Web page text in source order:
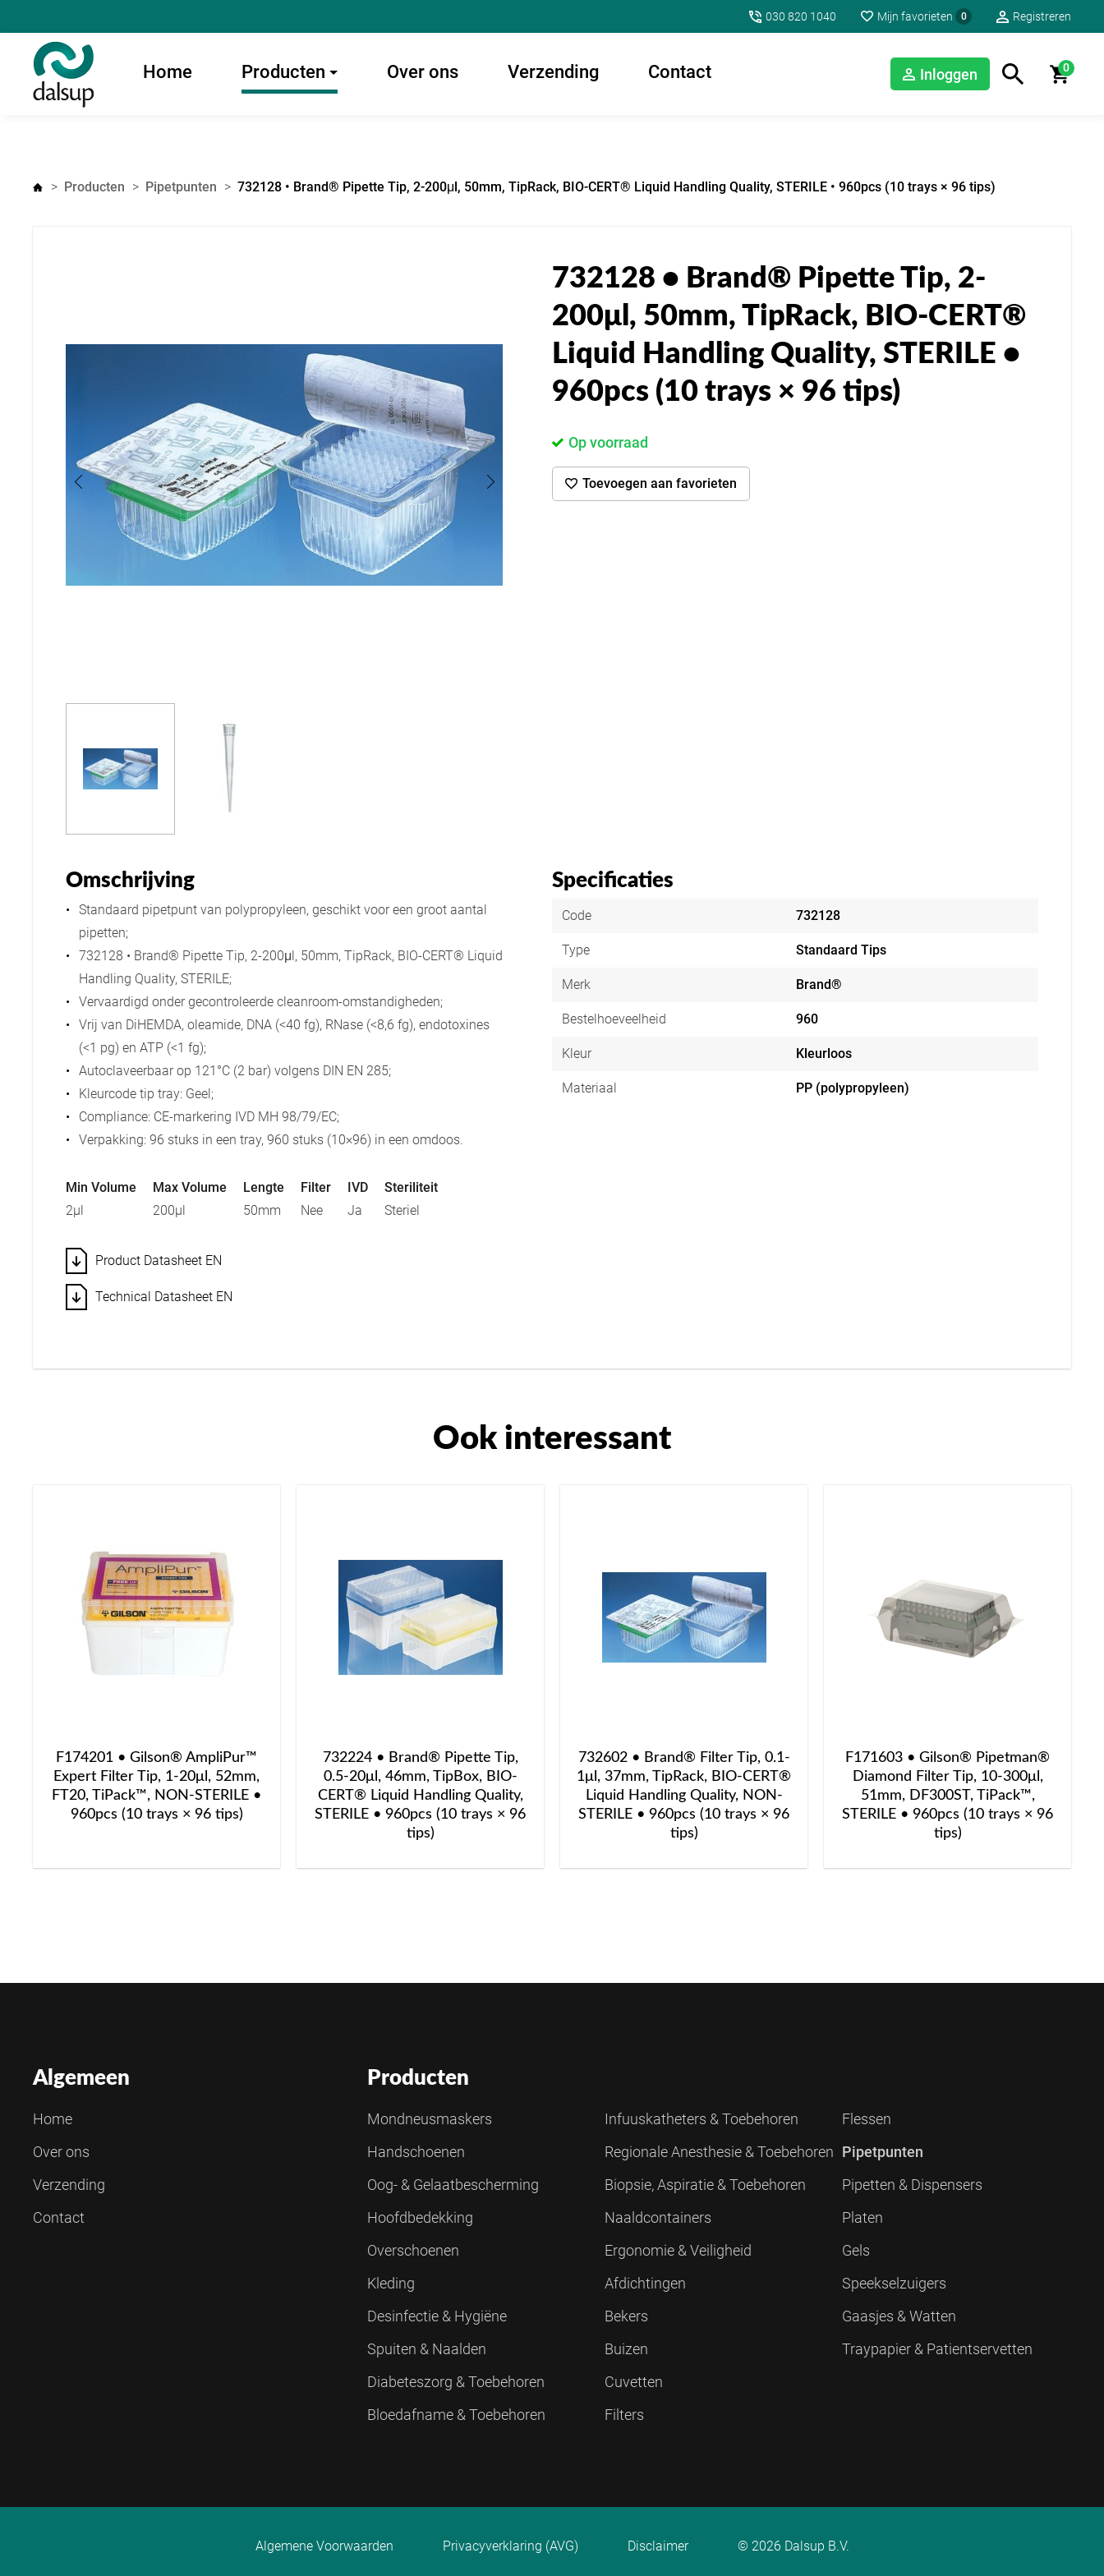
030 820 1040 Mijn favorieten 0 Registreren
Home Producten Over ons Verzending Contact Inloggen 0
Producten Pipetpunten 732128 • Brand® Pipette Tip, 2-200μl, 50mm, TipRack, BIO-CERT® Liquid Handling Quality, STERILE • 960pcs (10 trays × 96 tips)
732128 • Brand® Pipette Tip, 2-
200μl, 50mm, TipRack, BIO-CERT®
Liquid Handling Quality, STERILE •
960pcs (10 trays × 96 tips)
Op voorraad
Toevoegen aan favorieten
Omschrijving
Standaard pipetpunt van polypropyleen, geschikt voor een groot aantal
pipetten;
732128 • Brand® Pipette Tip, 2-200μl, 50mm, TipRack, BIO-CERT® Liquid
Handling Quality, STERILE;
Vervaardigd onder gecontroleerde cleanroom-omstandigheden;
Vrij van DiHEMDA, oleamide, DNA (<40 fg), RNase (<8,6 fg), endotoxines
(<1 pg) en ATP (<1 fg);
Autoclaveerbaar op 121°C (2 bar) volgens DIN EN 285;
Kleurcode tip tray: Geel;
Compliance: CE-markering IVD MH 98/79/EC;
Verpakking: 96 stuks in een tray, 960 stuks (10×96) in een omdoos.
Min Volume Max Volume Lengte Filter IVD
Steriliteit
2µl
200µl 50mm Nee Ja Steriel
Product Datasheet EN
Technical Datasheet EN
Specificaties
Code 732128
Type Standaard Tips
Merk Brand®
Bestelhoeveelheid 960
Kleur Kleurloos
Materiaal PP (polypropyleen)
Ook interessant
F174201 • Gilson® AmpliPur™
Expert Filter Tip, 1-20μl, 52mm,
FT20, TiPack™, NON-STERILE •
960pcs (10 trays × 96 tips)
732224 • Brand® Pipette Tip,
0.5-20μl, 46mm, TipBox, BIO-
CERT® Liquid Handling Quality,
STERILE • 960pcs (10 trays × 96
tips)
732602 • Brand® Filter Tip, 0.1-
1μl, 37mm, TipRack, BIO-CERT®
Liquid Handling Quality, NON-
STERILE • 960pcs (10 trays × 96
tips)
F171603 • Gilson® Pipetman®
Diamond Filter Tip, 10-300μl,
51mm, DF300ST, TiPack™,
STERILE • 960pcs (10 trays × 96
tips)
Algemeen
Home
Over ons
Verzending
Contact
Producten
Mondneusmaskers
Handschoenen
Oog- & Gelaatbescherming
Hoofdbedekking
Overschoenen
Kleding
Desinfectie & Hygiëne
Spuiten & Naalden
Diabeteszorg & Toebehoren
Bloedafname & Toebehoren
Infuuskatheters & Toebehoren
Regionale Anesthesie & Toebehoren
Biopsie, Aspiratie & Toebehoren
Naaldcontainers
Ergonomie & Veiligheid
Afdichtingen
Bekers
Buizen
Cuvetten
Filters
Flessen
Pipetpunten
Pipetten & Dispensers
Platen
Gels
Speekselzuigers
Gaasjes & Watten
Traypapier & Patientservetten
Algemene Voorwaarden Privacyverklaring (AVG) Disclaimer © 2026 Dalsup B.V.